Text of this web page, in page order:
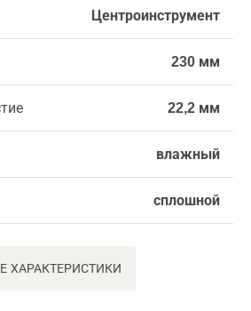
Центроинструмент
230 мм
22,2 мм
влажный
сплошной
ХАРАКТЕРИСТИКИ